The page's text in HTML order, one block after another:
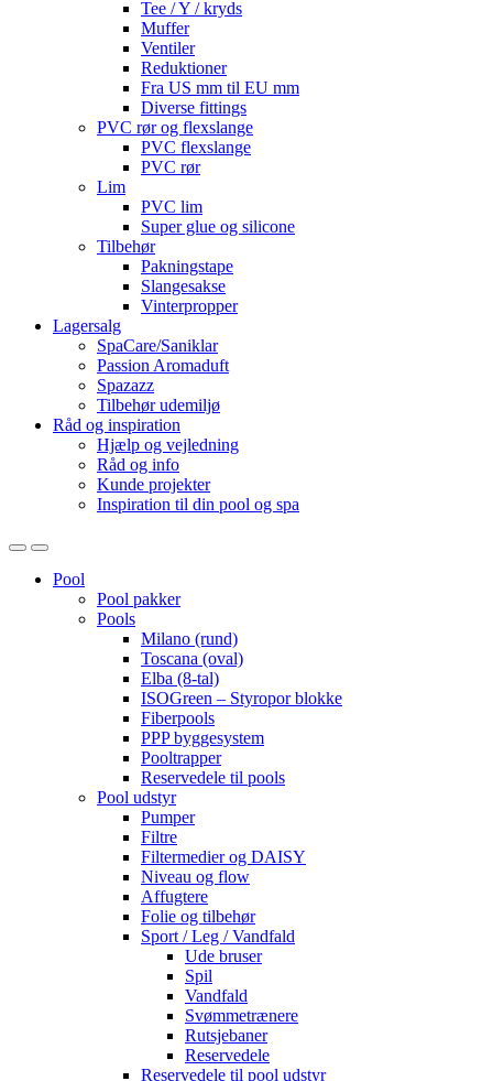
Tee / Y / kryds
Muffer
Ventiler
Reduktioner
Fra US mm til EU mm
Diverse fittings
PVC rør og flexslange
PVC flexslange
PVC rør
Lim
PVC lim
Super glue og silicone
Tilbehør
Pakningstape
Slangesakse
Vinterpropper
Lagersalg
SpaCare/Saniklar
Passion Aromaduft
Spazazz
Tilbehør udemiljø
Råd og inspiration
Hjælp og vejledning
Råd og info
Kunde projekter
Inspiration til din pool og spa
OpenClose
Pool
Pool pakker
Pools
Milano (rund)
Toscana (oval)
Elba (8-tal)
ISOGreen – Styropor blokke
Fiberpools
PPP byggesystem
Pooltrapper
Reservedele til pools
Pool udstyr
Pumper
Filtre
Filtermedier og DAISY
Niveau og flow
Affugtere
Folie og tilbehør
Sport / Leg / Vandfald
Ude bruser
Spil
Vandfald
Svømmetrænere
Rutsjebaner
Reservedele
Reservedele til pool udstyr